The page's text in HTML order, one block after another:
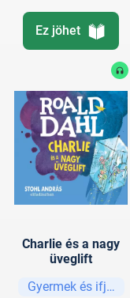
Ez jöhet
Charlie és a nagy
üveglift
Gyermek és ifjúsági